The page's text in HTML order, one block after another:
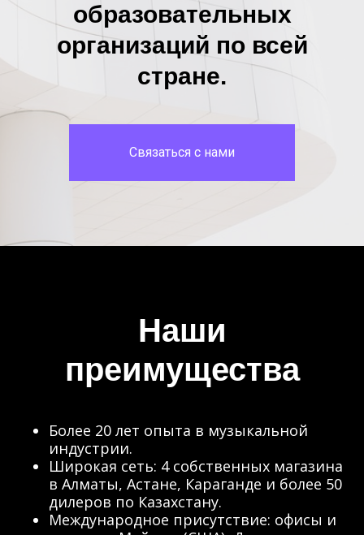
образовательных
организаций по всей
стране.
Связаться с нами
Наши
преимущества
Более 20 лет опыта в музыкальной
индустрии.
Широкая сеть: 4 собственных магазина
в Алматы, Астане, Караганде и более 50
дилеров по Казахстану.
Международное присутствие: офисы и